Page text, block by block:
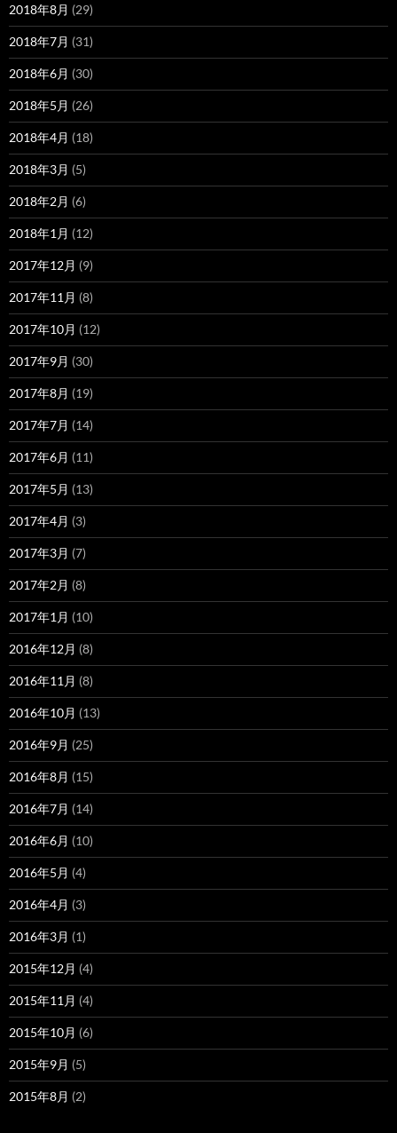
2018年8月 (29)
2018年7月 (31)
2018年6月 (30)
2018年5月 (26)
2018年4月 (18)
2018年3月 (5)
2018年2月 (6)
2018年1月 (12)
2017年12月 (9)
2017年11月 (8)
2017年10月 (12)
2017年9月 (30)
2017年8月 (19)
2017年7月 (14)
2017年6月 (11)
2017年5月 (13)
2017年4月 (3)
2017年3月 (7)
2017年2月 (8)
2017年1月 (10)
2016年12月 (8)
2016年11月 (8)
2016年10月 (13)
2016年9月 (25)
2016年8月 (15)
2016年7月 (14)
2016年6月 (10)
2016年5月 (4)
2016年4月 (3)
2016年3月 (1)
2015年12月 (4)
2015年11月 (4)
2015年10月 (6)
2015年9月 (5)
2015年8月 (2)